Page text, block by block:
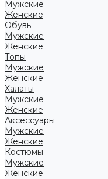
Мужские
Женские
Обувь
Мужские
Женские
Топы
Мужские
Женские
Халаты
Мужские
Женские
Аксессуары
Мужские
Женские
Костюмы
Мужские
Женские